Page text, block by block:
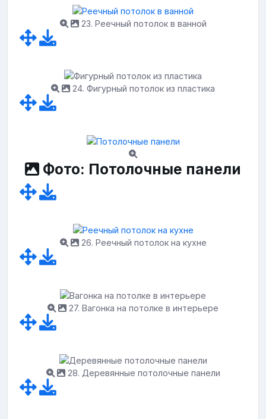
23. Реечный потолок в ванной
24. Фигурный потолок из пластика
Фото: Потолочные панели
26. Реечный потолок на кухне
27. Вагонка на потолке в интерьере
28. Деревянные потолочные панели